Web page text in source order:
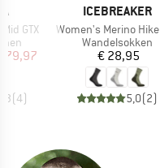
GTX
prijs
(4)
MERK
ICEBREAKER
Artikel
Women's Merino Hike+ Light Crew
Productgroep
Wandelsokken
Prijs
€ 28,95
5,0(2)